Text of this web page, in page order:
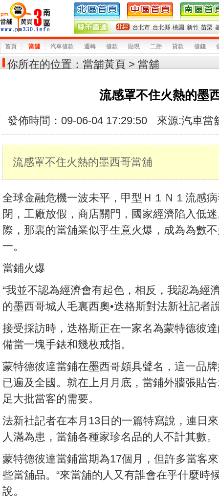
台北市 台北縣 桃園 新竹 苗栗
首頁 當舖 汽車借款 週轉 借款 貼現 二胎 貸款 借錢
你所在的位置： 當舖黃頁 > 當舖
流感罩不住火熱的墨
發佈時間：09-06-04 17:29:50 來源:汽車當
流感罩不住火熱的墨西哥當舖
全球金融危機一波未平，甲型Ｈ１Ｎ１流感
閉，工廠放假，商店關門，國家經濟陷入低
際，那裏的當舖業似乎生意火爆，成為為數
一。
當鋪火爆
“我並不認為經濟會有起色，相反，我認為經
的墨西哥城人毛裏西奧•迭格斯對法新社記者
接受採訪時，迭格斯正在一家名為蒙特德彼
備當一塊手錶和幾枚戒指。
蒙特德彼達當鋪在墨西哥頗具聲名，這一品
已遍及全國。就在上月月底，當鋪外牆張貼
足大批當客的需要。
法新社記者在本月13日的一篇特寫說，連日
人滿為患，當舖各種家珍名品的人不計其數。
蒙特德彼達當鋪當期為17個月，但許多當客
些當舖品。“來當舖的人又有誰會在乎什麼時
說。